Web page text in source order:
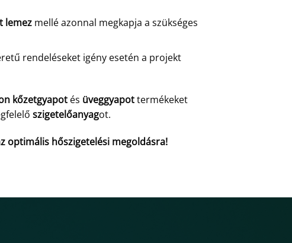
lemezmellé azonnal megkapja a szükséges
rendeléseket igény esetén a projekt
kőzetgyapot és üveggyapottermékeket
szigetelőanyagot.
optimális hőszigetelési megoldásra!